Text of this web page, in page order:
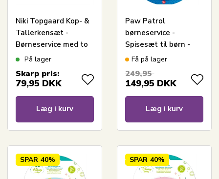
Niki Topgaard Kop- &
Tallerkensæt -
Børneservice med to
tallerkener og to
På lager
Skarp pris:
79,95 DKK
Læg i kurv
Paw Patrol
børneservice -
Spisesæt til børn -
Skål og ske
Få på lager
249,95
149,95 DKK
Læg i kurv
SPAR 40% SPAR 40%